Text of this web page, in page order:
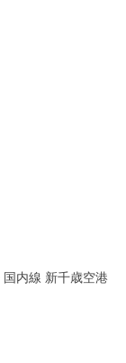
内線 新千歳空港